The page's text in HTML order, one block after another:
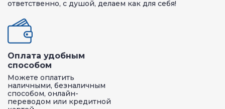
ответственно, с душой, делаем как для себя!
Оплата удобным
способом
Можете оплатить
наличными, безналичным
способом, онлайн-
переводом или кредитной